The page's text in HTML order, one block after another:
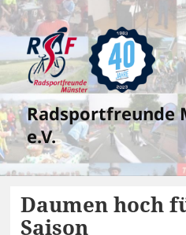
Radsportfreunde
e.V.
Daumen hoch
Saison